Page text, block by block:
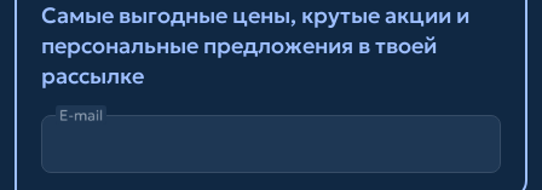
Самые выгодные цены, крутые акции и
персональные предложения в твоей
рассылке
E-mail